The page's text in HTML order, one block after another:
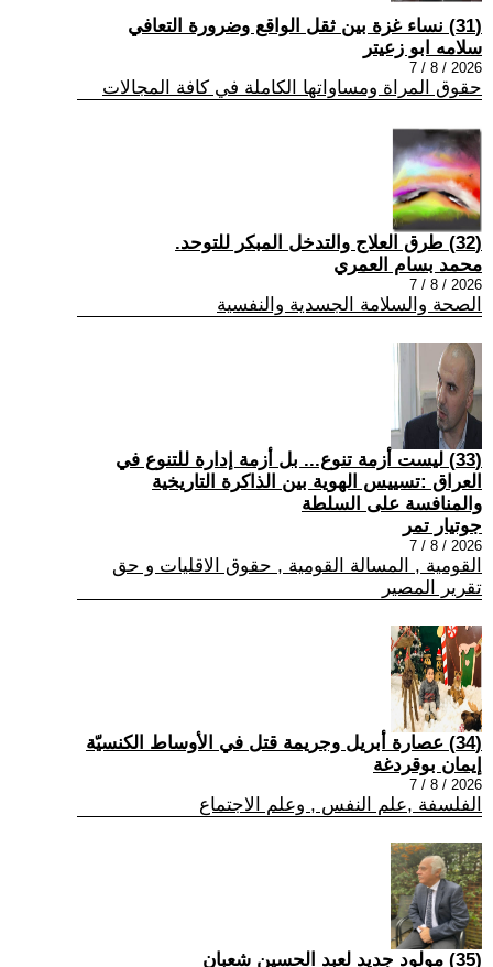
(31) نساء غزة بين ثقل الواقع وضرورة التعافي
سلامه ابو زعيتر
2026 / 8 / 7
حقوق المراة ومساواتها الكاملة في كافة المجالات
(32) طرق العلاج والتدخل المبكر للتوحد.
محمد بسام العمري
2026 / 8 / 7
الصحة والسلامة الجسدية والنفسية
(33) ليست أزمة تنوع... بل أزمة إدارة للتنوع في
العراق :تسييس الهوية بين الذاكرة التاريخية
والمنافسة على السلطة
جوتيار تمر
2026 / 8 / 7
القومية , المسالة القومية , حقوق الاقليات و حق
تقرير المصير
(34) عصارة أبريل وجريمة قتل في الأوساط الكنسيّة
إيمان بوقردغة
2026 / 8 / 7
الفلسفة ,علم النفس , وعلم الاجتماع
(35) مولود جديد لعبد الحسين شعبان